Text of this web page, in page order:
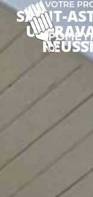
VOTRE
SAINT-
UN